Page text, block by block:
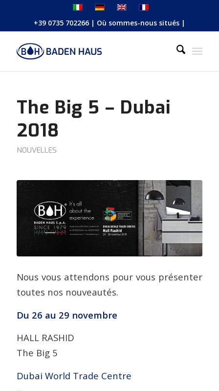
+39 0735 702266| Où sommes-nous situés|
The Big 5 – Dubai
2018
NOUVELLES
Nous vous attendons pour vous présenter
toutes nos nouveautés.
Du 26 au 29 novembre
HALL RASHID
The Big 5
Dubai World Trade Centre